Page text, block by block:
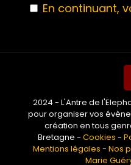
En continuant,
2024 - L'Antre de
pour organiser vos
création en tous
Bretagne - Cookies -
Mentions légales - Nos
Marie